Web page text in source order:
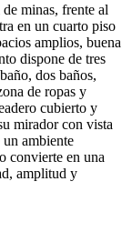
minas, frente al
en un cuarto piso
amplios, buena
dispone de tres
dos baños,
de ropas y
cubierto y
mirador con vista
ambiente
convierte en una
amplitud y